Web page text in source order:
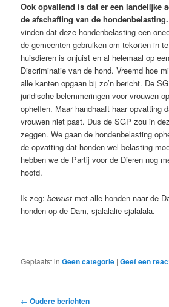
Ook opvallend is dat er een landelijke
de afschaffing van de hondenbelasting.
vinden dat deze hondenbelasting een
de gemeenten gebruiken om tekorten in
huisdieren is onjuist en al helemaal op
Discriminatie van de hond. Vreemd hoe
alle kanten opgaan bij zo’n bericht. De
juridische belemmeringen voor vrouwen
opheffen. Maar handhaaft haar opvatting
vrouwen niet past. Dus de SGP zou in
zeggen. We gaan de hondenbelasting
de opvatting dat honden wel belasting
hebben we de Partij voor de Dieren nog
hoofd.
Ik zeg:bewust met alle honden naar de
honden op de Dam, sjalalalie sjalalala.
Geplaatst in Geen categorie |Geef een
Berichtnavigatie
← Oudere berichten